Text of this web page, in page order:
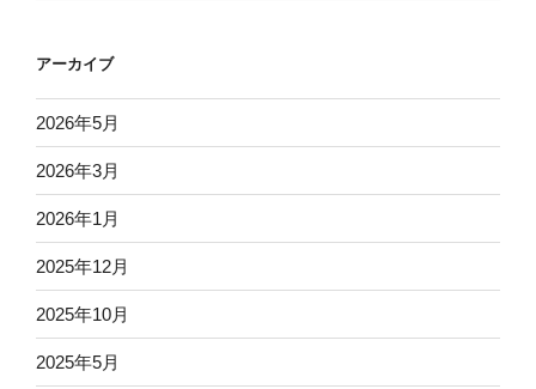
アーカイブ
2026年5月
2026年3月
2026年1月
2025年12月
2025年10月
2025年5月